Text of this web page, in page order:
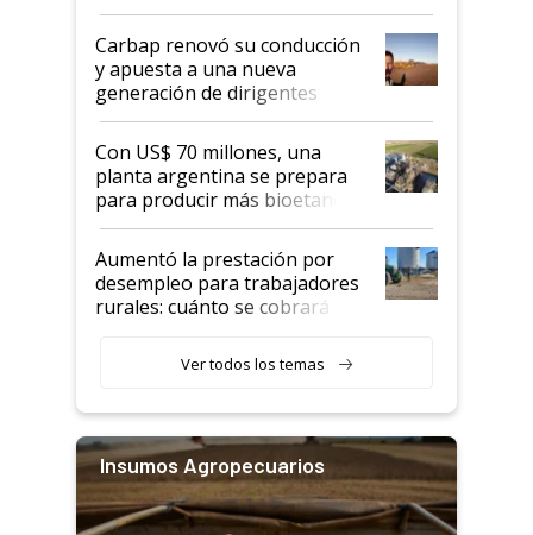
Carbap renovó su conducción
y apuesta a una nueva
generación de dirigentes
rurales
Con US$ 70 millones, una
planta argentina se prepara
para producir más bioetanol
que nunca
Aumentó la prestación por
desempleo para trabajadores
rurales: cuánto se cobrará
Ver todos los temas
Insumos Agropecuarios